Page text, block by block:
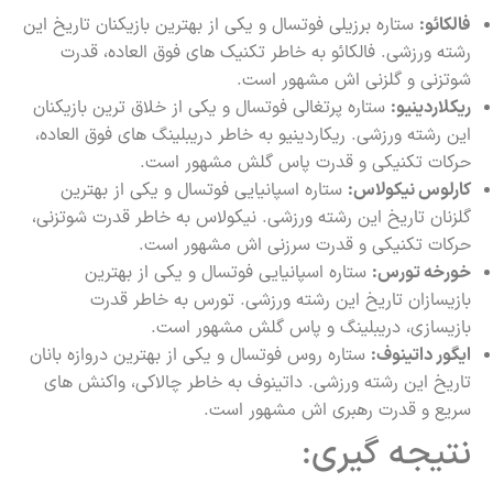
فالکائو: ستاره برزیلی فوتسال و یکی از بهترین بازیکنان تاریخ این
رشته ورزشی. فالکائو به خاطر تکنیک های فوق العاده، قدرت
شوتزنی و گلزنی اش مشهور است.
ریکلاردینیو: ستاره پرتغالی فوتسال و یکی از خلاق ترین بازیکنان
این رشته ورزشی. ریکاردینیو به خاطر دریبلینگ های فوق العاده،
حرکات تکنیکی و قدرت پاس گلش مشهور است.
کارلوس نیکولاس: ستاره اسپانیایی فوتسال و یکی از بهترین
گلزنان تاریخ این رشته ورزشی. نیکولاس به خاطر قدرت شوتزنی،
حرکات تکنیکی و قدرت سرزنی اش مشهور است.
خورخه تورس: ستاره اسپانیایی فوتسال و یکی از بهترین
بازیسازان تاریخ این رشته ورزشی. تورس به خاطر قدرت
بازیسازی، دریبلینگ و پاس گلش مشهور است.
ایگور داتینوف: ستاره روس فوتسال و یکی از بهترین دروازه بانان
تاریخ این رشته ورزشی. داتینوف به خاطر چالاکی، واکنش های
سریع و قدرت رهبری اش مشهور است.
نتیجه گیری: